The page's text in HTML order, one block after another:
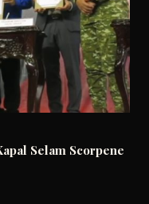
Selam Scorpene